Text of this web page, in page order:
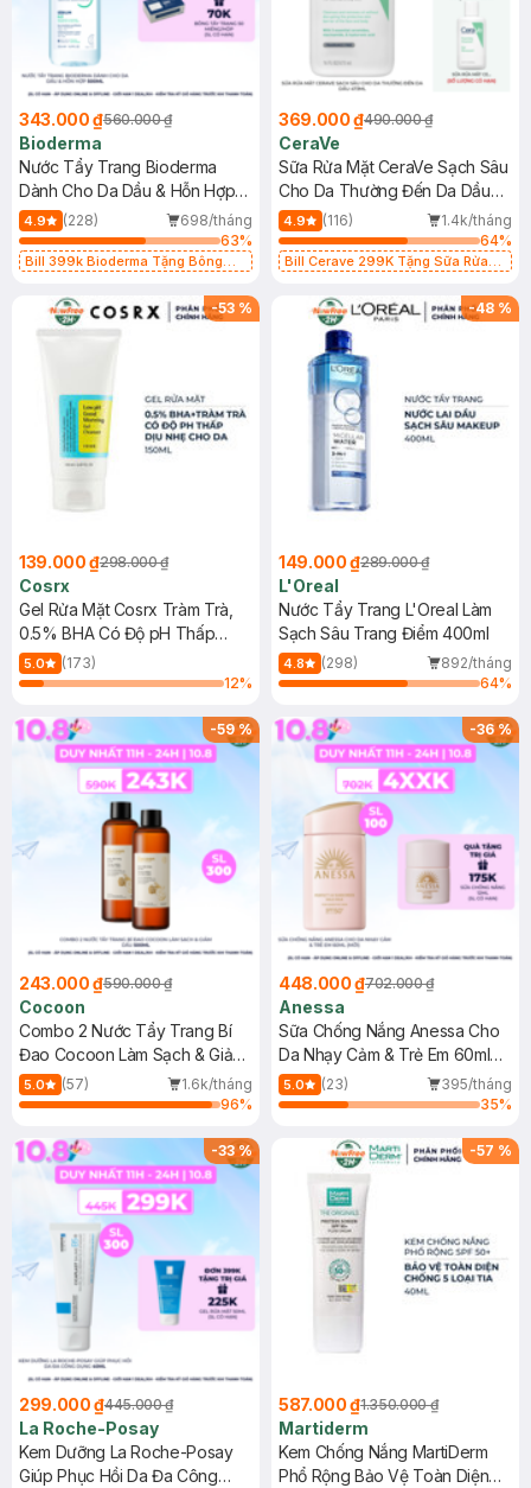
343.000 ₫560.000 ₫
Bioderma
Nước Tẩy Trang Bioderma
Dành Cho Da Dầu & Hỗn Hợp
500ml
4.9 (228)
698/tháng
63%
Bill 399k Bioderma Tặng Bông
369.000 ₫490.000 ₫
CeraVe
Sữa Rửa Mặt CeraVe Sạch Sâu
Cho Da Thường Đến Da Dầu
473ml
4.9 (116)
1.4k/tháng
64%
Bill Cerave 299K Tặng Sữa Rửa
-53 %
139.000 ₫298.000 ₫
Cosrx
Gel Rửa Mặt Cosrx Tràm Trà,
0.5% BHA Có Độ pH Thấp
150ml
5.0
(173)
12%
-48 %
149.000 ₫289.000 ₫
L'Oreal
Nước Tẩy Trang L'Oreal Làm
Sạch Sâu Trang Điểm 400ml
4.8 (298)
892/tháng
64%
-59%
243.000 ₫590.000 ₫
Cocoon
Combo 2 Nước Tẩy Trang Bí
Đao Cocoon Làm Sạch & Giảm
Dầu 500ml
5.0 (57)
1.6k/tháng
96%
-36%
448.000 ₫702.000 ₫
Anessa
Sữa Chống Nắng Anessa Cho
Da Nhạy Cảm & Trẻ Em 60ml
(Mới)
5.0 (23)
395/tháng
35%
-33%
299.000 ₫445.000 ₫
La Roche-Posay
Kem Dưỡng La Roche-Posay
Giúp Phục Hồi Da Đa Công
-57 %
587.000 ₫1.350.000 ₫
Martiderm
Kem Chống Nắng MartiDerm
Phổ Rộng Bảo Vệ Toàn Diện